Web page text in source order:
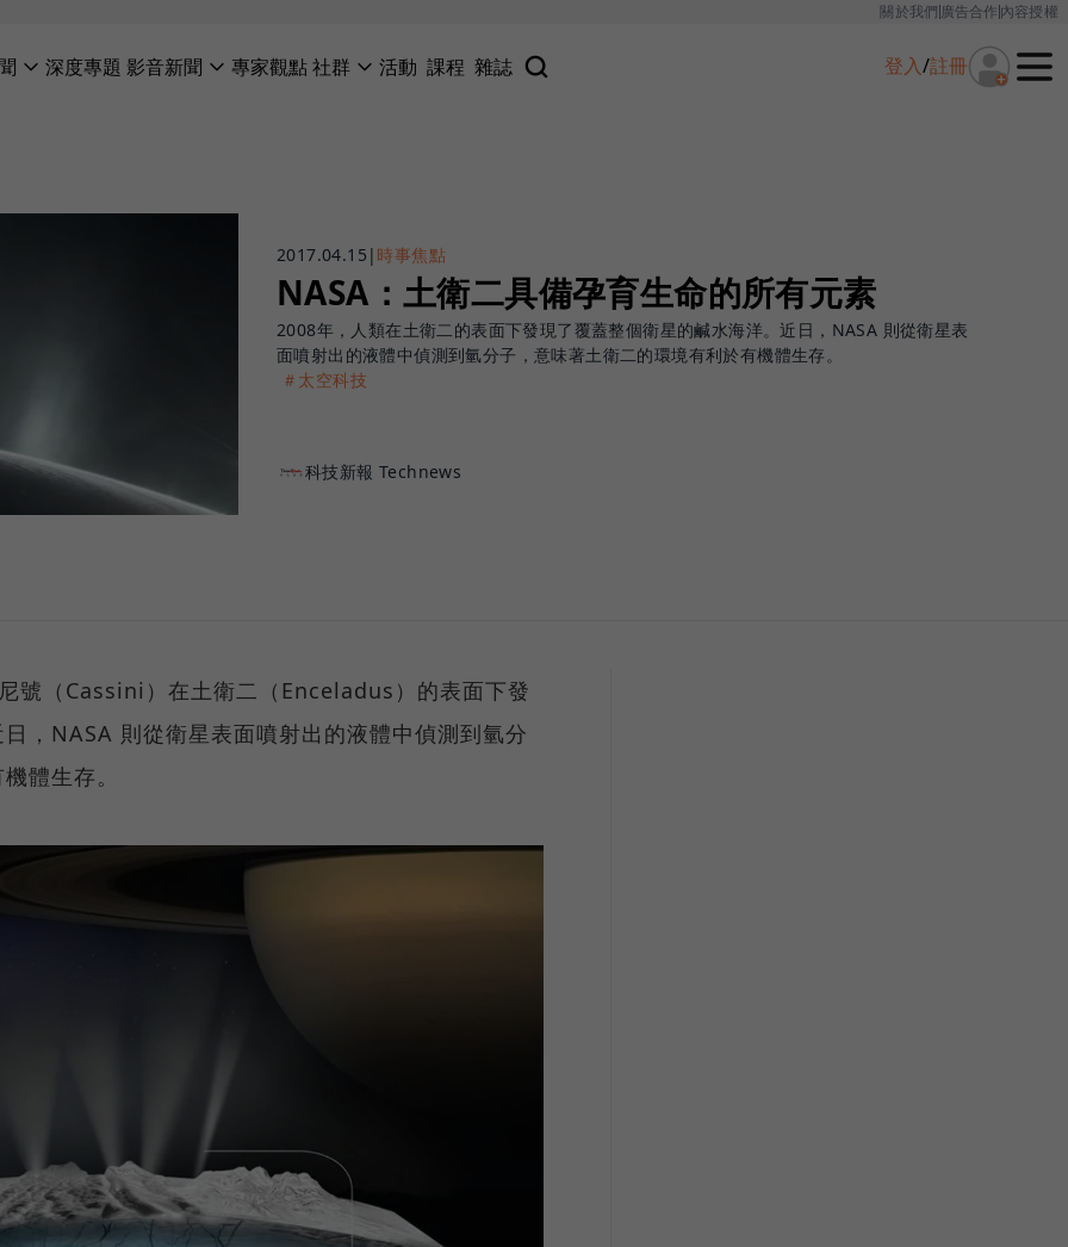
關於我們廣告合作內容授權
深度專題 影音新聞 專家觀點社群 活動 課程 雜誌 登入/註冊
2017.04.15 | 時事焦點
NASA：土衛二具備孕育生命的所有元素
2008年，人類在土衛二的表面下發現了覆蓋整個衛星的鹹水海洋。近日，NASA 則從衛星表
面噴射出的液體中偵測到氫分子，意味著土衛二的環境有利於有機體生存。
＃太空科技
科技新報 Technews
號（Cassini）在土衛二（Enceladus）的表面下發
，NASA 則從衛星表面噴射出的液體中偵測到氫分
體生存。